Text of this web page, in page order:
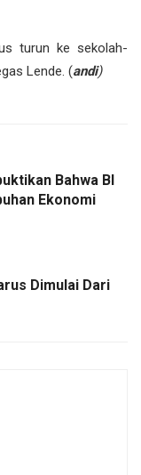
turun ke sekolah-
Lende. (andi)
Bahwa BI
Ekonomi
Dimulai Dari